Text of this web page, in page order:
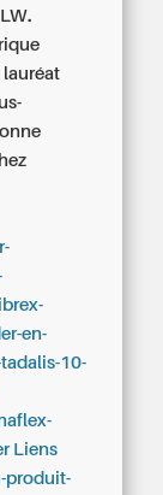
lauréat
en-
10-
Liens
produit-